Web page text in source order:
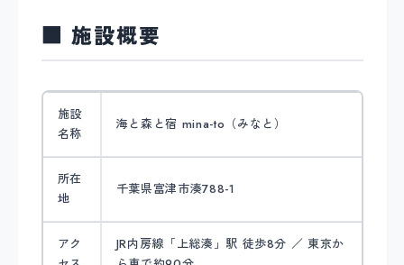
■ 施設概要
施設
名称
海と森と宿 mina-to（みなと）
所在
地
千葉県富津市湊788-1
アク
JR内房線「上総湊」駅 徒歩8分 ／ 東京か